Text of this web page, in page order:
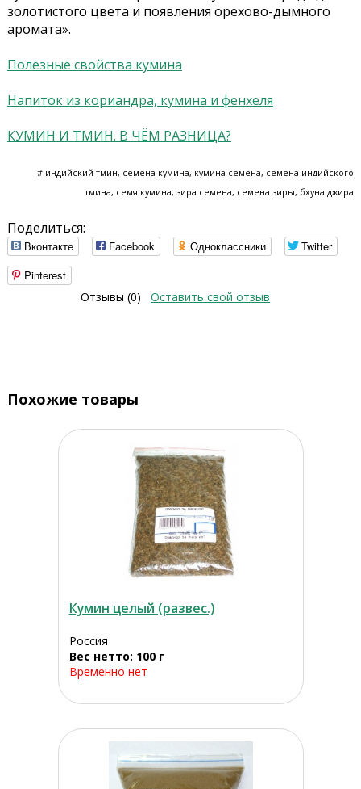
золотистого цвета и появления орехово-дымного
аромата».
Полезные свойства кумина
Напиток из кориандра, кумина и фенхеля
КУМИН И ТМИН. В ЧЁМ РАЗНИЦА?
# индийский тмин, семена кумина, кумина семена, семена индийского
тмина, семя кумина, зира семена, семена зиры, бхуна джира
Поделиться:
Вконтакте Facebook Одноклассники
Twitter
Pinterest
Отзывы (0)
Оставить свой отзыв
Похожие товары
Кумин целый (развес.)
Россия
Вес нетто: 100 г
Временно нет